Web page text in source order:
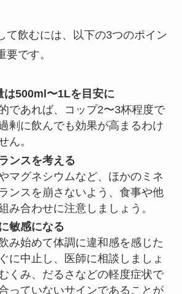
て飲むには、以下の3つのポイン
要です。
は500ml〜1Lを目安に
であれば、コップ2〜3杯程度で
剰に飲んでも効果が高まるわけ
ん。
ンスを考える
マグネシウムなど、ほかのミネ
ンスを崩さないよう、食事や他
み合わせに注意しましょう。
敏感になる
み始めて体調に違和感を感じた
に中止し、医師に相談しましょ
くみ、だるさなどの軽度症状で
っていないサインであることが